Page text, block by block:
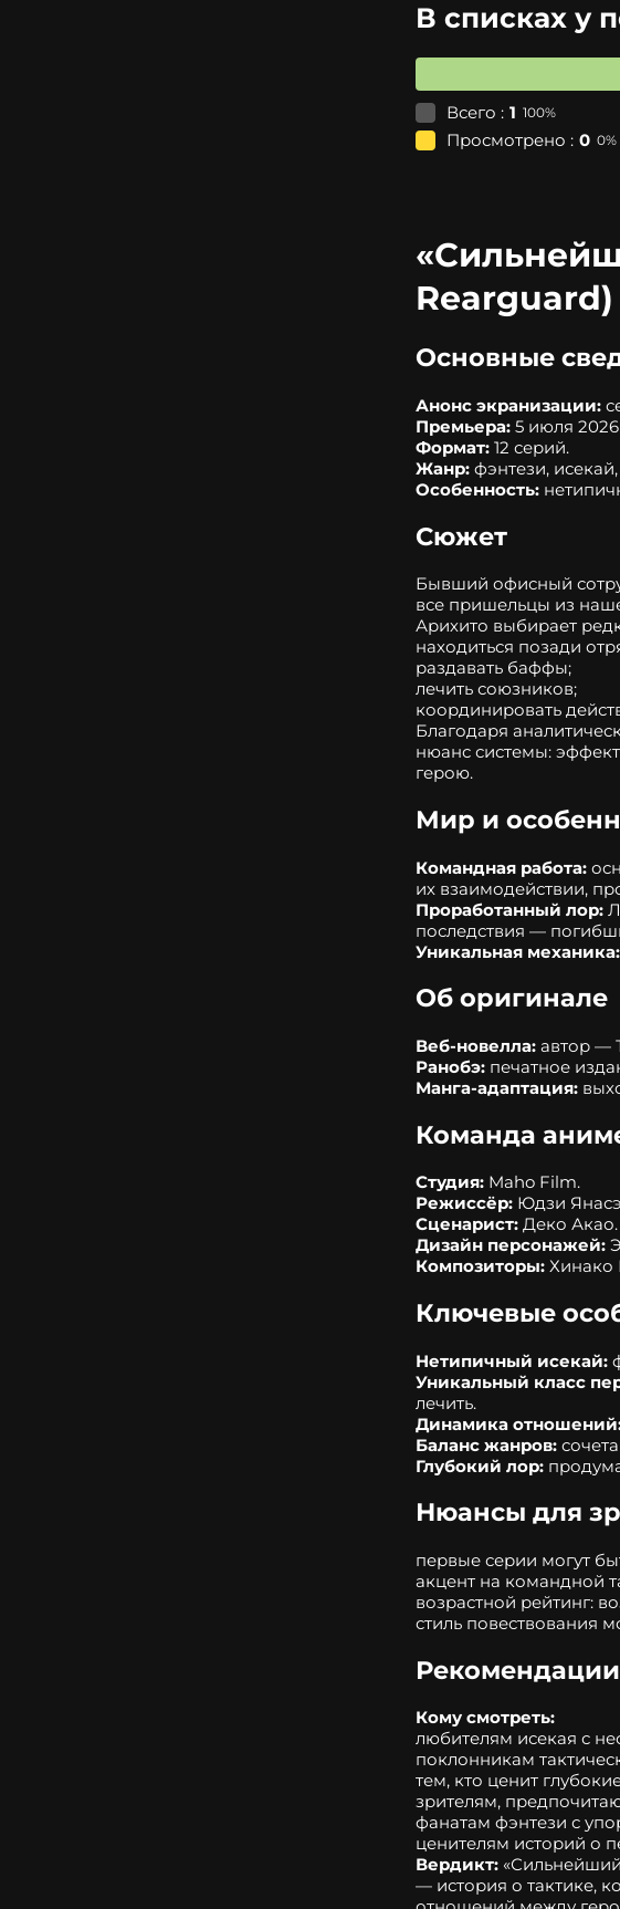
В списках у
Всего : 1 100%
Просмотрено : 0 0%
Rearguard)
Основные
Анонс экранизации:
Премьера: 5 июля
Формат: 12 серий.
Жанр: фэнтези,
Особенность:
Сюжет
Бывший офисный
все пришельцы из
Арихито выбирает
находиться позади
раздавать баффы;
лечить союзников;
координировать
Благодаря
нюанс системы:
герою.
Мир и
Командная работа:
их взаимодействии,
Проработанный лор:
последствия —
Уникальная механика:
Об оригинале
Веб‑новелла: автор —
Ранобэ: печатное
Манга‑адаптация:
Команда
Студия: Maho Film.
Режиссёр: Юдзи
Сценарист: Деко Акао.
Дизайн персонажей:
Композиторы: Хинако
Ключевые
Нетипичный исекай:
Уникальный класс
лечить.
Динамика
Баланс жанров:
Глубокий лор:
Нюансы для
первые серии могут
акцент на командной
возрастной рейтинг:
стиль повествования
Рекомендации
Кому смотреть:
любителям исекая с
поклонникам
тем, кто ценит
зрителям,
фанатам фэнтези с
ценителям историй о
Вердикт:
— история о тактике,